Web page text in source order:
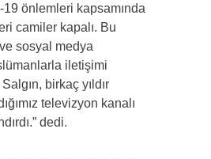
19 önlemleri kapsamında
camiler kapalı. Bu
sosyal medya
iletişimi
birkaç yıldır
televizyon kanalı
dedi.